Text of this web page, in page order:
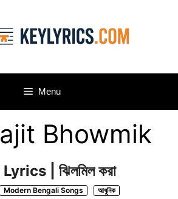
Menu
Bhowmik
| ঝিলমিল করা
Modern Bengali Songs আধুনিক